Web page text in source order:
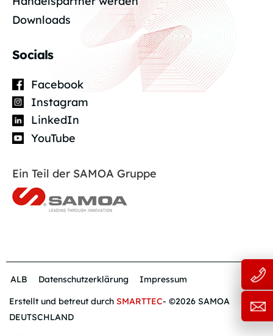
Downloads
Socials
Facebook
Instagram
LinkedIn
YouTube
Ein Teil der SAMOA Gruppe
ALB Datenschutzerklärung
Impressum
Erstellt und betreut durch SMARTTEC- ©2026 SAMOA
DEUTSCHLAND